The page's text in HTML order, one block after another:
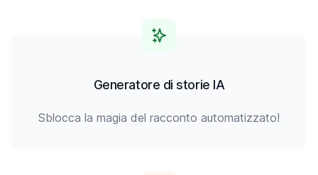
Generatore di storie IA
Sblocca la magia del racconto automatizzato!